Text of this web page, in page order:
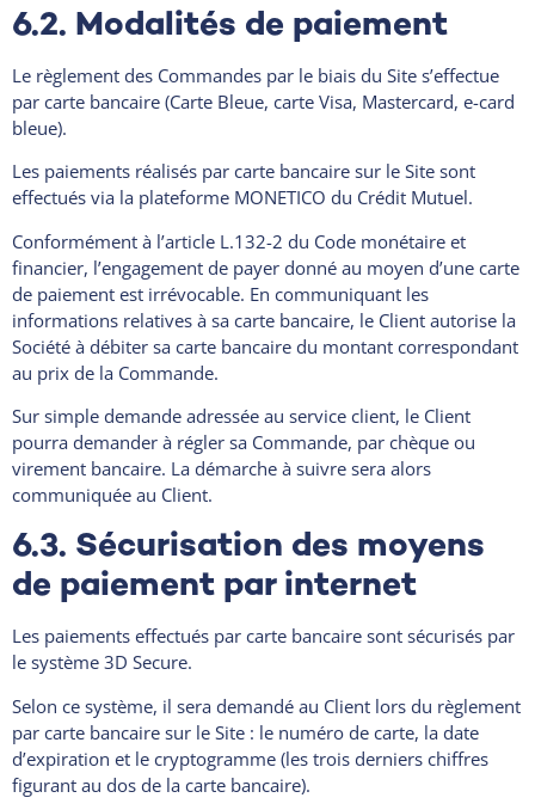
6.2. Modalités de paiement
Le règlement des Commandes par le biais du Site s’effectue
par carte bancaire (Carte Bleue, carte Visa, Mastercard, e-card
bleue).
Les paiements réalisés par carte bancaire sur le Site sont
effectués via la plateforme MONETICO du Crédit Mutuel.
Conformément à l’article L.132-2 du Code monétaire et
financier, l’engagement de payer donné au moyen d’une carte
de paiement est irrévocable. En communiquant les
informations relatives à sa carte bancaire, le Client autorise la
Société à débiter sa carte bancaire du montant correspondant
au prix de la Commande.
Sur simple demande adressée au service client, le Client
pourra demander à régler sa Commande, par chèque ou
virement bancaire. La démarche à suivre sera alors
communiquée au Client.
6.3. Sécurisation des moyens
de paiement par internet
Les paiements effectués par carte bancaire sont sécurisés par
le système 3D Secure.
Selon ce système, il sera demandé au Client lors du règlement
par carte bancaire sur le Site : le numéro de carte, la date
d’expiration et le cryptogramme (les trois derniers chiffres
figurant au dos de la carte bancaire).